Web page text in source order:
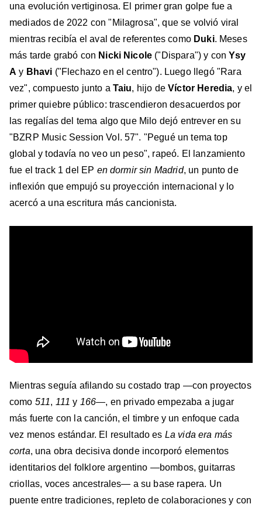
una evolución vertiginosa. El primer gran golpe fue a
mediados de 2022 con "Milagrosa", que se volvió viral
mientras recibía el aval de referentes como Duki. Meses
más tarde grabó con Nicki Nicole ("Dispara") y conYsy
A y Bhavi ("Flechazo en el centro"). Luego llegó "Rara
vez", compuesto junto a Taiu, hijo deVíctor Heredia, y el
primer quiebre público: trascendieron desacuerdos por
las regalías del tema algo que Milo dejó entrever en su
"BZRP Music Session Vol. 57". "Pegué un tema top
global y todavía no veo un peso", rapeó. El lanzamiento
fue el track 1 del EP en dormir sin Madrid, un punto de
inflexión que empujó su proyección internacional y lo
acercó a una escritura más cancionista.
Mientras seguía afilando su costado trap —con proyectos
como 511, 111 y 166—, en privado empezaba a jugar
más fuerte con la canción, el timbre y un enfoque cada
vez menos estándar. El resultado es La vida era más
corta, una obra decisiva donde incorporó elementos
identitarios del folklore argentino —bombos, guitarras
criollas, voces ancestrales— a su base rapera. Un
puente entre tradiciones, repleto de colaboraciones y con